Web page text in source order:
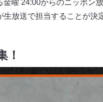
曜 24:00からのニッポン
放送で担当することが決
！